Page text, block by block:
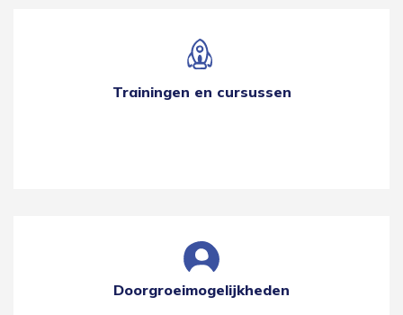
Trainingen en cursussen
Doorgroeimogelijkheden